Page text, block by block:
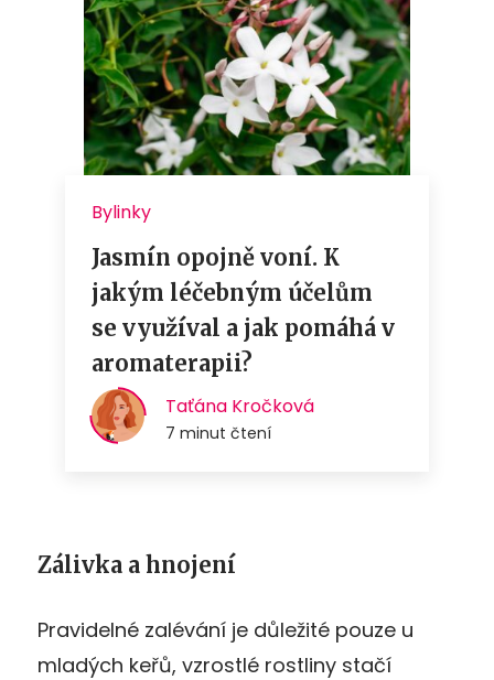
Zálivka a hnojení
Pravidelné zalévání je důležité pouze u
mladých keřů, vzrostlé rostliny stačí